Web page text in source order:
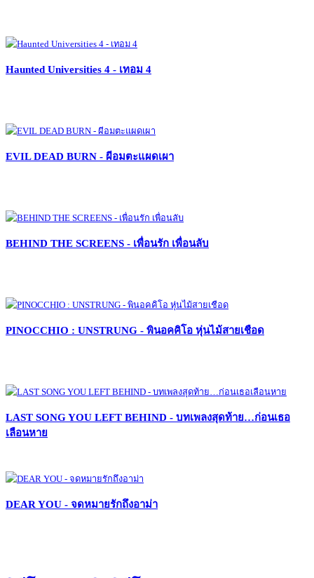
Haunted Universities 4 - เทอม 4
EVIL DEAD BURN - ผีอมตะแผดเผา
BEHIND THE SCREENS - เพื่อนรัก เพื่อนลับ
PINOCCHIO : UNSTRUNG - พินอคคิโอ หุ่นไม้สายเชือด
LAST SONG YOU LEFT BEHIND - บทเพลงสุดท้าย…ก่อนเธอ
เลือนหาย
DEAR YOU - จดหมายรักถึงอาม่า